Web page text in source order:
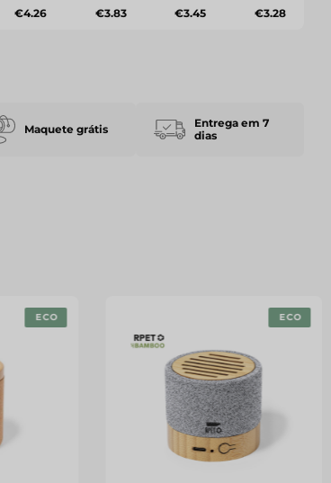
€4.26 €3.83 €3.45 €3.28
Maquete grátis
Entrega em 7
dias
ECO ECO